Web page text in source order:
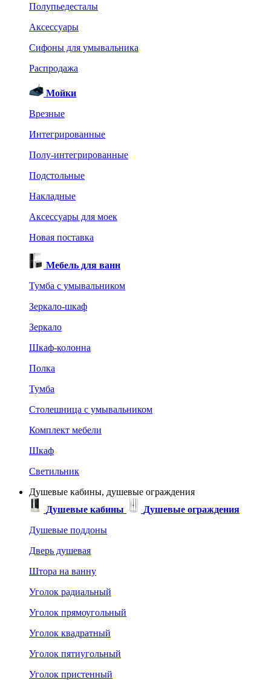
Полупьедесталы
Аксессуары
Сифоны для умывальника
Распродажа
Мойки
Врезные
Интегрированные
Полу-интегрированные
Подстольные
Накладные
Аксессуары для моек
Новая поставка
Мебель для ванн
Тумба с умывальником
Зеркало-шкаф
Зеркало
Шкаф-колонна
Полка
Тумба
Столешница с умывальником
Комплект мебели
Шкаф
Светильник
Душевые кабины, душевые ограждения
Душевые кабины
Душевые ограждения
Душевые поддоны
Дверь душевая
Штора на ванну
Уголок радиальный
Уголок прямоугольный
Уголок квадратный
Уголок пятиугольный
Уголок пристенный